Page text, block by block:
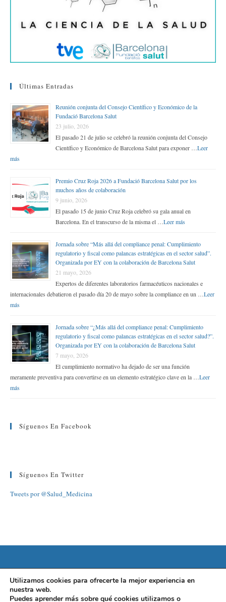
Últimas Entradas
Reunión conjunta del Consejo Científico y Económico de la
Fundació Barcelona Salut
23 julio, 2026
El pasado 21 de julio se celebró la reunión conjunta del Consejo
Científico y Económico de Barcelona Salut para exponer … Leer
más
Premio Cruz Roja 2026 a Fundació Barcelona Salut por los
muchos años de colaboración
9 junio, 2026
El pasado 15 de junio Cruz Roja celebró su gala anual en
Barcelona. En el transcurso de la misma el … Leer más
Jornada sobre “Más allá del compliance penal: Cumplimiento
regulatorio y fiscal como palancas estratégicas en el sector salud”.
Organizada por EY con la colaboración de Barcelona Salut
21 mayo, 2026
Expertos de diferentes laboratorios farmacéuticos nacionales e
internacionales debatieron el pasado día 20 de mayo sobre la compliance en un … Leer
más
Jornada sobre “¿Más allá del compliance penal: Cumplimiento
regulatorio y fiscal como palancas estratégicas en el sector salud?”.
Organizada por EY con la colaboración de Barcelona Salut
7 mayo, 2026
El cumplimiento normativo ha dejado de ser una función
meramente preventiva para convertirse en un elemento estratégico clave en la … Leer
más
Síguenos En Facebook
Síguenos En Twitter
Tweets por @Salud_Medicina
AVISO LEGAL|POLÍTICA DE PRIVACIDAD|POLÍTICA DE
Utilizamos cookies para ofrecerte la mejor experiencia en
nuestra web.
Puedes aprender más sobre qué cookies utilizamos o